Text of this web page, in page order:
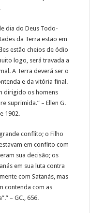
dia do Deus Todo-
da Terra estão em
estão cheios de ódio
logo, será travada a
A Terra deverá ser o
e da vitória final.
dirigido os homens
suprimida.” – Ellen G.
1902.
conflito; o Filho
em conflito com
sua decisão; os
em sua luta contra
com Satanás, mas
contenda com as
– GC., 656.